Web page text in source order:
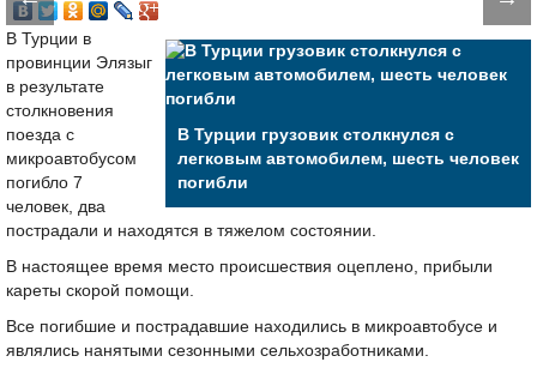
В Турции грузовик столкнулся с
легковым автомобилем, шесть человек
погибли
В Турции в
провинции Элязыг
в результате
столкновения
поезда с
микроавтобусом
погибло 7
человек, два
пострадали и находятся в тяжелом состоянии.
В настоящее время место происшествия оцеплено, прибыли
кареты скорой помощи.
Все погибшие и пострадавшие находились в микроавтобусе и
являлись нанятыми сезонными сельхозработниками.